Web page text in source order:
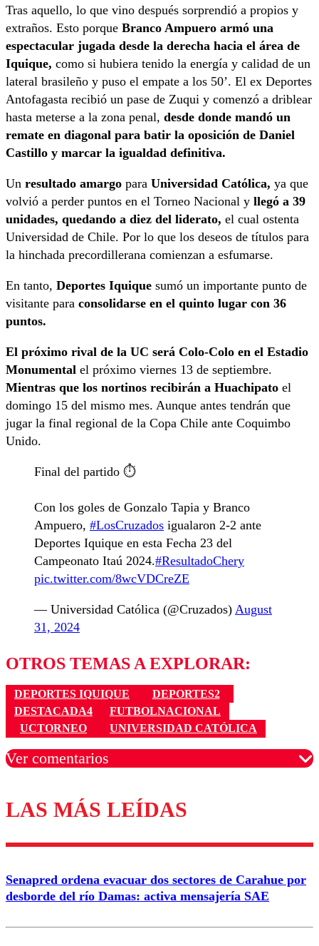
Tras aquello, lo que vino después sorprendió a propios y
extraños. Esto porque Branco Ampuero armó una
espectacular jugada desde la derecha hacia el área de
Iquique, como si hubiera tenido la energía y calidad de un
lateral brasileño y puso el empate a los 50’. El ex Deportes
Antofagasta recibió un pase de Zuqui y comenzó a driblear
hasta meterse a la zona penal, desde donde mandó un
remate en diagonal para batir la oposición de Daniel
Castillo y marcar la igualdad definitiva.
Un resultado amargo para Universidad Católica, ya que
volvió a perder puntos en el Torneo Nacional y llegó a 39
unidades, quedando a diez del liderato, el cual ostenta
Universidad de Chile. Por lo que los deseos de títulos para
la hinchada precordillerana comienzan a esfumarse.
En tanto, Deportes Iquique sumó un importante punto de
visitante para consolidarse en el quinto lugar con 36
puntos.
El próximo rival de la UC será Colo-Colo en el Estadio
Monumental el próximo viernes 13 de septiembre.
Mientras que los nortinos recibirán a Huachipato el
domingo 15 del mismo mes. Aunque antes tendrán que
jugar la final regional de la Copa Chile ante Coquimbo
Unido.
Final del partido ⏱️
Con los goles de Gonzalo Tapia y Branco
Ampuero, #LosCruzados igualaron 2-2 ante
Deportes Iquique en esta Fecha 23 del
Campeonato Itaú 2024.#ResultadoChery
pic.twitter.com/8wcVDCreZE
— Universidad Católica (@Cruzados) August
31, 2024
OTROS TEMAS A EXPLORAR:
DEPORTES IQUIQUE
DEPORTES2
DESTACADA4
FUTBOLNACIONAL
UCTORNEO
UNIVERSIDAD CATÓLICA
Ver comentarios
Los comentarios son moderados para garantizar un
diálogo respetuoso.
Nombre
Correo
LAS MÁS LEÍDAS
Senapred ordena evacuar dos sectores de Carahue por
desborde del río Damas: activa mensajería SAE